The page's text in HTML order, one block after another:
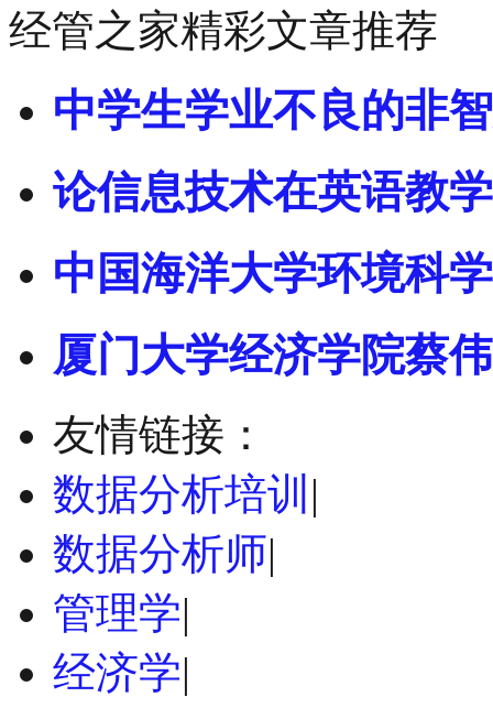
经管之家精彩文章推荐
中学生学业不良的非
论信息技术在英语教
中国海洋大学环境科
厦门大学经济学院蔡
友情链接：
数据分析培训 |
数据分析师|
管理学|
经济学|